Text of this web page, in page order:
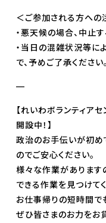
＜ご参加される方への
・悪天候の場合、中止す
・当日の混雑状況等に
で、予めご了承ください。
—
【れいわボランティア
開設中！】
政治のお手伝いが初め
のでご安心ください。
様々な作業があります
できる作業を見つけてく
お仕事帰りの短時間で
ぜひ皆さまのお力をお